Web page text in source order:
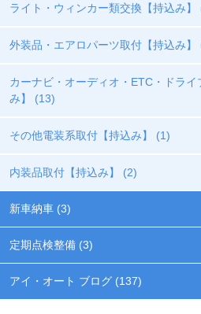
ライト・ウィンカー類交換【持込み】
外装品・エアロパーツ取付【持込み】
カーナビ・オーディオ・ETC・ドラ
み】 (13)
その他電装系取付【持込み】 (1)
内装品取付【持込み】 (2)
新車納車 (3)
定期点検整備 (3)
アイ・オート ブログ (137)